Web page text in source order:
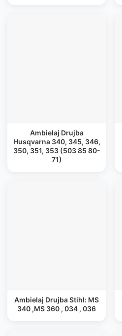
Ambielaj Drujba
Husqvarna 340, 345, 346,
350, 351, 353 (503 85 80-
71)
Ambielaj Drujba Stihl: MS
340 ,MS 360 , 034 , 036